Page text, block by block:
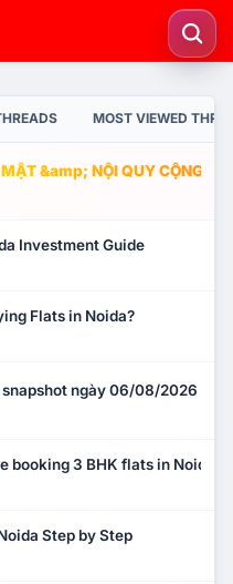
MOST VIEWED
&amp; NỘI QUY CỘNG
Investment Guide
Flats in Noida?
ngày 06/08/2026
3 BHK flats in Noida?
Step by Step